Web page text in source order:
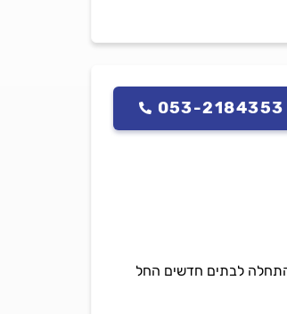
053-2184353
לבתים חדשים החל